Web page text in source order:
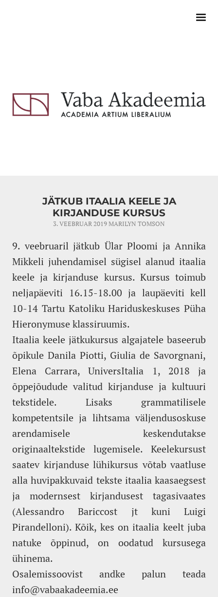
JÄTKUB ITAALIA KEELE JA
KIRJANDUSE KURSUS
3. VEEBRUAR 2019MARILYN TOMSON
9. veebruaril jätkub Ülar Ploomi ja Annika
Mikkeli juhendamisel sügisel alanud itaalia
keele ja kirjanduse kursus. Kursus toimub
neljapäeviti 16.15-18.00 ja laupäeviti kell
10-14 Tartu Katoliku Hariduskeskuses Püha
Hieronymuse klassiruumis.
Itaalia keele jätkukursus algajatele baseerub
õpikule Danila Piotti, Giulia de Savorgnani,
Elena Carrara, UniversItalia 1, 2018 ja
õppejõudude valitud kirjanduse ja kultuuri
tekstidele. Lisaks grammatilisele
kompetentsile ja lihtsama väljendusoskuse
arendamisele keskendutakse
originaaltekstide lugemisele. Keelekursust
saatev kirjanduse lühikursus võtab vaatluse
alla huvipakkuvaid tekste itaalia kaasaegsest
ja modernsest kirjandusest tagasivaates
(Alessandro Bariccost jt kuni Luigi
Pirandelloni). Kõik, kes on itaalia keelt juba
natuke õppinud, on oodatud kursusega
ühinema.
Osalemissoovist andke palun teada
info@vabaakadeemia.ee